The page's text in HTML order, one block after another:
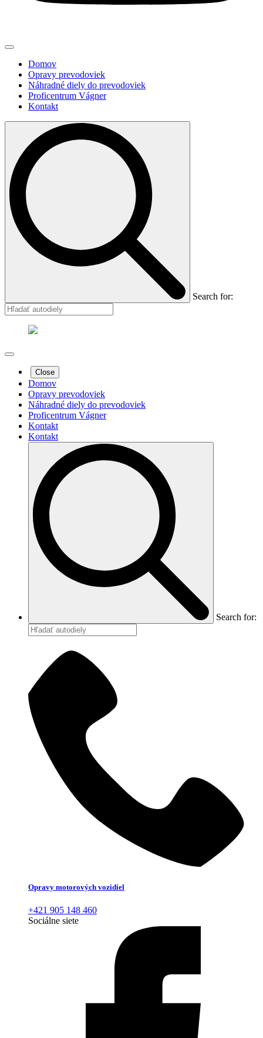
Domov
Opravy prevodoviek
Náhradné diely do prevodoviek
Proficentrum Vágner
Kontakt
Search for:
Close
Domov
Opravy prevodoviek
Náhradné diely do prevodoviek
Proficentrum Vágner
Kontakt
Kontakt
Search for:
Opravy motorových vozidiel
+421 905 148 460
Sociálne siete